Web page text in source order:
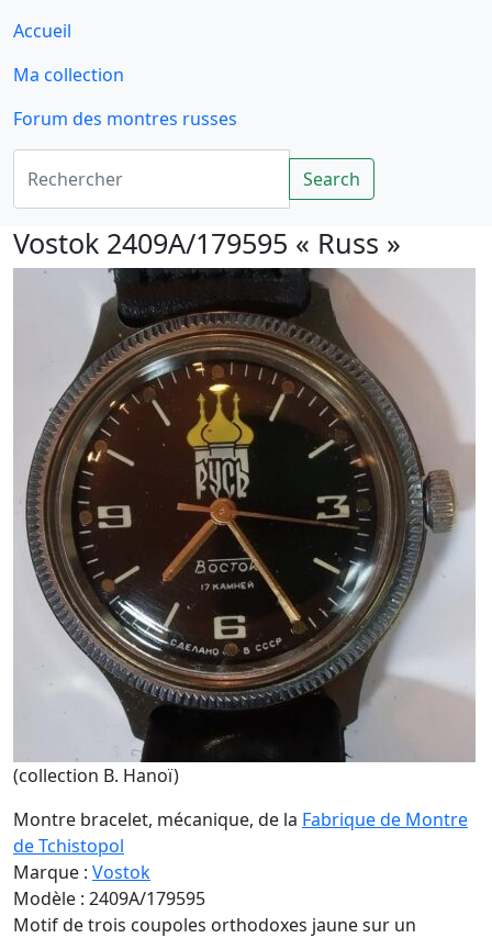
Accueil
Ma collection
Forum des montres russes
Rechercher
Search
Vostok 2409A/179595 « Russ »
(collection B. Hanoï)
Montre bracelet, mécanique, de la Fabrique de Montre
de Tchistopol
Marque : Vostok
Modèle : 2409A/179595
Motif de trois coupoles orthodoxes jaune sur un